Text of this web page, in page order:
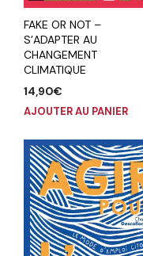
FAKE OR NOT –
S’ADAPTER AU
CHANGEMENT
CLIMATIQUE
14,90€
AJOUTER AU PANIER